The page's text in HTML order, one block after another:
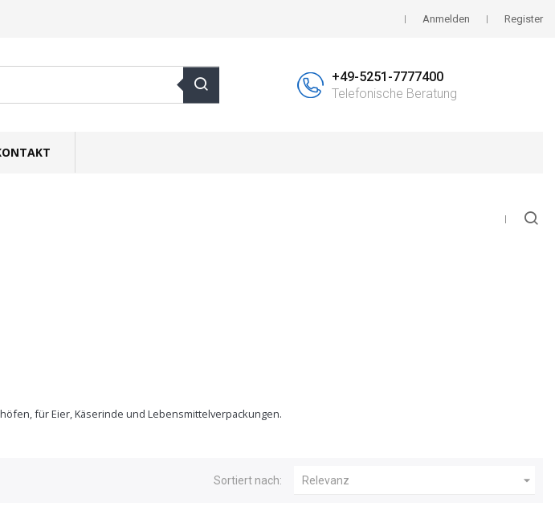
Anmelden Register
+49-5251-7777400
Telefonische Beratung
für Eier, Käserinde und Lebensmittelverpackungen.
Sortiert nach: Relevanz 